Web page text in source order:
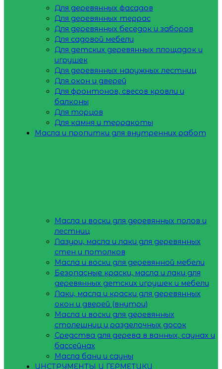
Для деревянных фасадов
Для деревянных террас
Для деревянных беседок и заборов
Для садовой мебели
Для детских деревянных площадок и
игрушек
Для деревянных наружных лестниц
Для окон и дверей
Для фронтонов, свесов кровли и
балконы
Для торцов
Для камня и терракоты
Масла и пропитки для внутренних работ
Масла и воски для деревянных полов и
лестниц
Лазури, масла и лаки для деревянных
стен и потолков
Масла и воски для деревянной мебели
Безопасные краски, масла и лаки для
деревянных детских игрушек и мебели
Лаки, масла и краски для деревянных
окон и дверей (внутри)
Масла и воски для деревянных
столешниц и разделочных досок
Средства для дерева в ванных, саунах и
бассейнах
Масла бани и сауны
ИНСТРУМЕНТЫ И ГЕРМЕТИКИ